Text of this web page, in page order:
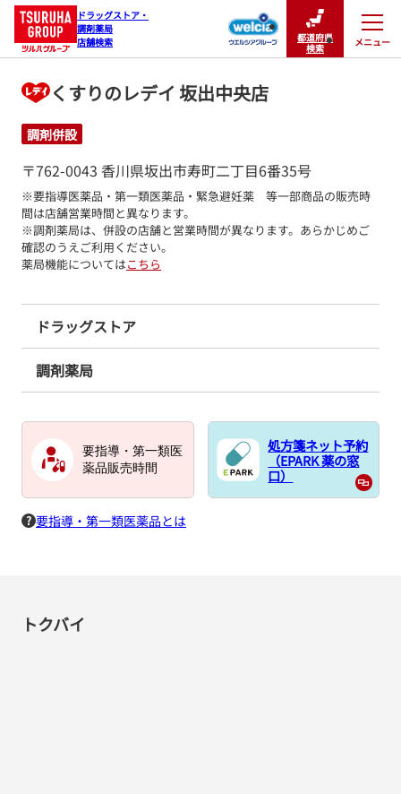
ドラッグストア・
調剤薬局
店舗検索
都道府県
検索
メニュー
閉じる
くすりのレデイ 坂出中央店
調剤併設
〒762-0043 香川県坂出市寿町二丁目6番35号
※要指導医薬品・第一類医薬品・緊急避妊薬　等一部商品の販売時
間は店舗営業時間と異なります。
※調剤薬局は、併設の店舗と営業時間が異なります。あらかじめご
確認のうえご利用ください。
薬局機能についてはこちら
ドラッグストア
調剤薬局
要指導・第一類医
薬品販売時間
処方箋ネット予約
（EPARK 薬の窓
口）
要指導・第一類医薬品とは
トクバイ